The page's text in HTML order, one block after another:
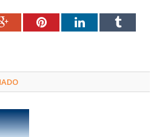
Google+PinterestLinkedInTumblr